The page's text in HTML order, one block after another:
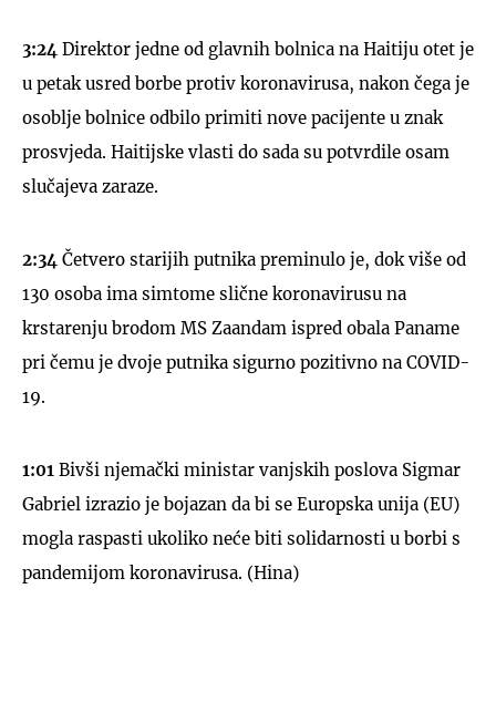
3:24 Direktor jedne od glavnih bolnica na Haitiju otet je
u petak usred borbe protiv koronavirusa, nakon čega je
osoblje bolnice odbilo primiti nove pacijente u znak
prosvjeda. Haitijske vlasti do sada su potvrdile osam
slučajeva zaraze.
2:34 Četvero starijih putnika preminulo je, dok više od
130 osoba ima simtome slične koronavirusu na
krstarenju brodom MS Zaandam ispred obala Paname
pri čemu je dvoje putnika sigurno pozitivno na COVID-
19.
1:01 Bivši njemački ministar vanjskih poslova Sigmar
Gabriel izrazio je bojazan da bi se Europska unija (EU)
mogla raspasti ukoliko neće biti solidarnosti u borbi s
pandemijom koronavirusa. (Hina)